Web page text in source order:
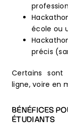
école ou
précis
Certains sont
ligne, voire en
BÉNÉFICES
ÉTUDIANTS